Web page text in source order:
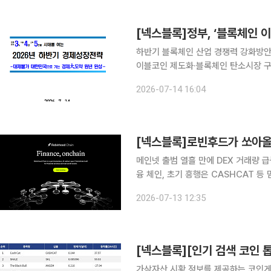
[넥스블록]정부, ‘블록체인
하반기 블록체인 산업 경쟁력 강화
이블코인 제도화·블록체인 탄소시장
을 포함한 디지털자산 규율체계 마련
2026-07-14 16:04
[넥스블록]로빈후드가 쏘아
메인넷 출범 열흘 만에 DEX 거래량
융 체인, 초기 흥행은 CASHCAT 등
전 같지 않은 가운데, 로빈후드
2026-07-13 12:35